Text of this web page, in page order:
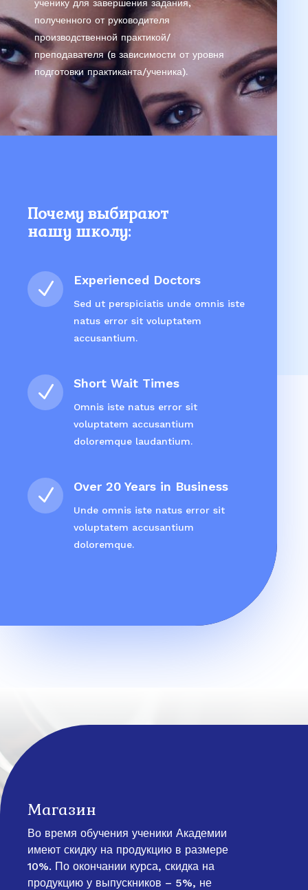
ученику для завершения задания,
полученного от руководителя
производственной практикой/
преподавателя (в зависимости от уровня
подготовки практиканта/ученика).
Почему выбирают
нашу школу:
N Experienced Doctors
Sed ut perspiciatis unde omnis iste
natus error sit voluptatem
accusantium.
N Short Wait Times
Omnis iste natus error sit
voluptatem accusantium
doloremque laudantium.
N Over 20 Years in Business
Unde omnis iste natus error sit
voluptatem accusantium
doloremque.
Магазин
Во время обучения ученики Академии
имеют скидку на продукцию в размере
10%. По окончании курса, скидка на
продукцию у выпускников – 5%, не